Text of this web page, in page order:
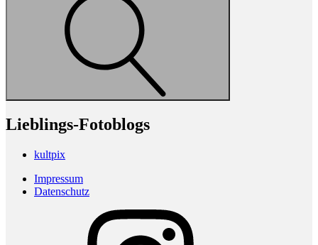
Lieblings-Fotoblogs
kultpix
Impressum
Datenschutz